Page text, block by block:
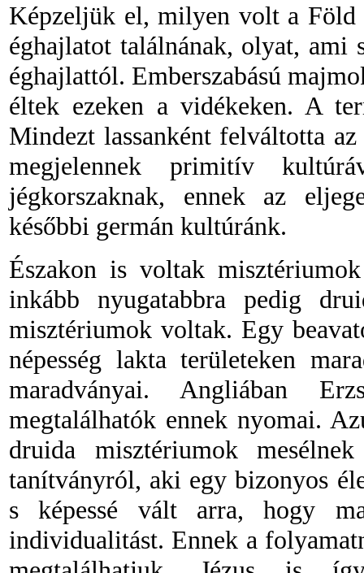
Képzeljük el, milyen volt a Föld
éghajlatot találnának, olyat, ami
éghajlattól. Emberszabású
éltek ezeken a vidékeken. A
Mindezt lassanként felváltotta
megjelennek primitív
jégkorszaknak, ennek az
későbbi germán kultúránk.
Északon is voltak
inkább nyugatabbra pedig
misztériumok voltak. Egy
népesség lakta területeken
maradványai. Angliában
megtalálhatók ennek nyomai.
druida misztériumok
tanítványról, aki egy bizonyos
s képessé vált arra, hogy
individualitást. Ennek a